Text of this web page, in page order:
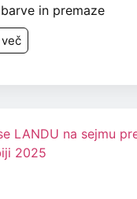
in premaze